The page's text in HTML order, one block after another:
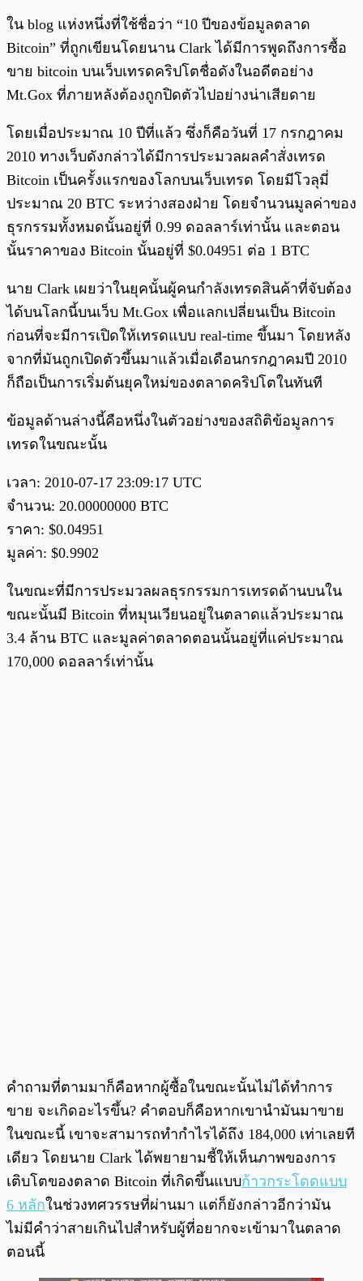
ใน blog แห่งหนึ่งที่ใช้ชื่อว่า “10 ปีของข้อมูลตลาด
Bitcoin” ที่ถูกเขียนโดยนาน Clark ได้มีการพูดถึงการซื้อ
ขาย bitcoin บนเว็บเทรดคริปโตชื่อดังในอดีตอย่าง
Mt.Gox ที่ภายหลังต้องถูกปิดตัวไปอย่างน่าเสียดาย
โดยเมื่อประมาณ 10 ปีที่แล้ว ซึ่งก็คือวันที่ 17 กรกฎาคม
2010 ทางเว็บดังกล่าวได้มีการประมวลผลคำสั่งเทรด
Bitcoin เป็นครั้งแรกของโลกบนเว็บเทรด โดยมีโวลุมี่
ประมาณ 20 BTC ระหว่างสองฝ่าย โดยจำนวนมูลค่าของ
ธุรกรรมทั้งหมดนั้นอยู่ที่ 0.99 ดอลลาร์เท่านั้น และตอน
นั้นราคาของ Bitcoin นั้นอยู่ที่ $0.04951 ต่อ 1 BTC
นาย Clark เผยว่าในยุคนั้นผู้คนกำลังเทรดสินค้าที่จับต้อง
ได้บนโลกนี้บนเว็บ Mt.Gox เพื่อแลกเปลี่ยนเป็น Bitcoin
ก่อนที่จะมีการเปิดให้เทรดแบบ real-time ขึ้นมา โดยหลัง
จากที่มันถูกเปิดตัวขึ้นมาแล้วเมื่อเดือนกรกฎาคมปี 2010
ก็ถือเป็นการเริ่มต้นยุคใหม่ของตลาดคริปโตในทันที
ข้อมูลด้านล่างนี้คือหนึ่งในตัวอย่างของสถิติข้อมูลการ
เทรดในขณะนั้น
เวลา: 2010-07-17 23:09:17 UTC
จำนวน: 20.00000000 BTC
ราคา: $0.04951
มูลค่า: $0.9902
ในขณะที่มีการประมวลผลธุรกรรมการเทรดด้านบนใน
ขณะนั้นมี Bitcoin ที่หมุนเวียนอยู่ในตลาดแล้วประมาณ
3.4 ล้าน BTC และมูลค่าตลาดตอนนั้นอยู่ที่แค่ประมาณ
170,000 ดอลลาร์เท่านั้น
คำถามที่ตามมาก็คือหากผู้ซื้อในขณะนั้นไม่ได้ทำการ
ขาย จะเกิดอะไรขึ้น? คำตอบก็คือหากเขานำมันมาขาย
ในขณะนี้ เขาจะสามารถทำกำไรได้ถึง 184,000 เท่าเลยที
เดียว โดยนาย Clark ได้พยายามชี้ให้เห็นภาพของการ
เติบโตของตลาด Bitcoin ที่เกิดขึ้นแบบก้าวกระโดดแบบ
6 หลักในช่วงทศวรรษที่ผ่านมา แต่ก็ยังกล่าวอีกว่ามัน
ไม่มีคำว่าสายเกินไปสำหรับผู้ที่อยากจะเข้ามาในตลาด
ตอนนี้